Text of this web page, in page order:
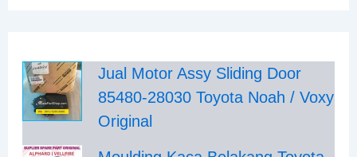
Jual Motor Assy Sliding Door
85480-28030 Toyota Noah / Voxy
Original